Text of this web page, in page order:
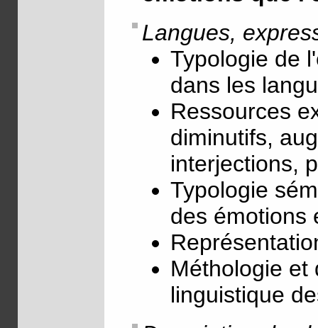
Langues,
Typologie de
dans les
Ressources
diminutifs,
interjections,
Typologie
des émotions
Méthologie et
linguistique